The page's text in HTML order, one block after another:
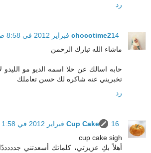
رد
chocotime214 فبراير 2012 في 8:58 ص
ماشاء الله تبارك الرحمن
حابه اسالك عن حلا اسمه الديو مو الليدو
تخبريني عنه شاكره لك حسن تعاملك
رد
Cup Cake
16 فبراير 2012 في 1:58 ص
cup cake sigh
أهلاً بكِ عزيزتي، كلماتك أسعدتني